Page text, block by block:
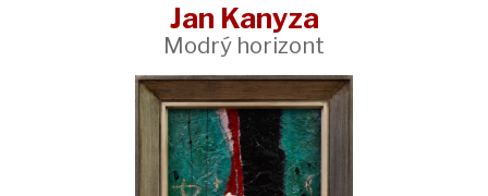
Jan Kanyza
Modrý horizont